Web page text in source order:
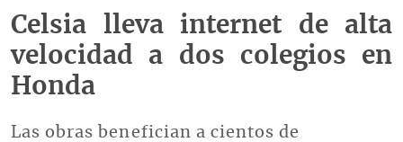
Celsia lleva internet de alta
velocidad a dos colegios en
Honda
Las obras benefician a cientos de